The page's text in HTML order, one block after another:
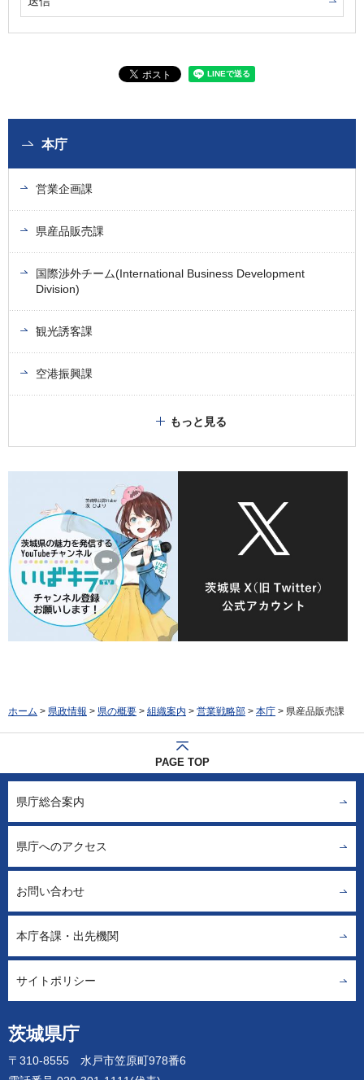
本庁
営業企画課
県産品販売課
国際渉外チーム(International Business Development
Division)
観光誘客課
空港振興課
もっと見る
ホーム > 県政情報 > 県の概要 > 組織案内 > 営業戦略部 > 本庁 > 県産品販売課
PAGE TOP
茨城県庁
〒310-8555 水戸市笠原町978番6
県庁総合案内
県庁へのアクセス
お問い合わせ
本庁各課・出先機関
サイトポリシー